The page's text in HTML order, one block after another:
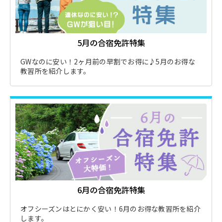
5月の合宿免許特集
GWなのに安い！2ヶ月前の早割でお得に♪5月のお得な
教習所を紹介します。
6月の合宿免許特集
オフシーズンはとにかく安い！6月のお得な教習所を紹介
します。